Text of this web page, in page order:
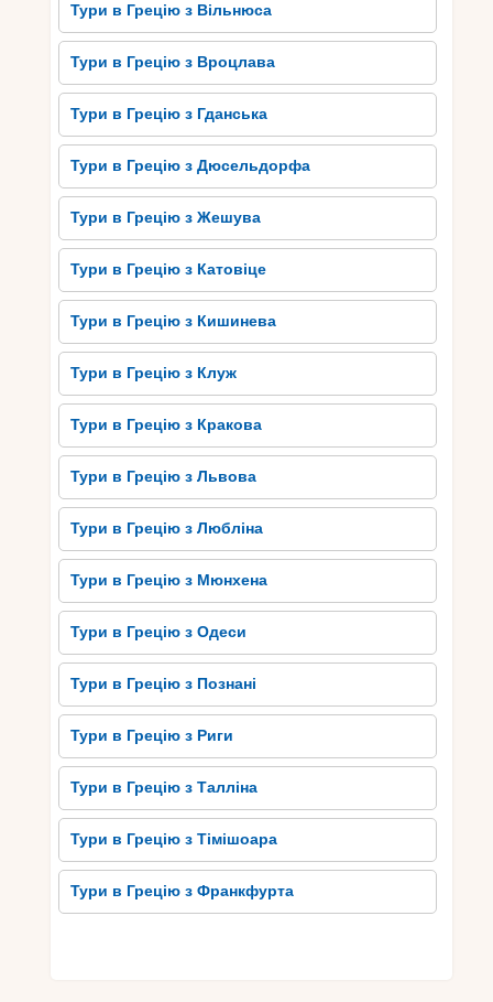
Тури в Грецію з Вільнюса
Тури в Грецію з Вроцлава
Тури в Грецію з Гданська
Тури в Грецію з Дюсельдорфа
Тури в Грецію з Жешува
Тури в Грецію з Катовіце
Тури в Грецію з Кишинева
Тури в Грецію з Клуж
Тури в Грецію з Кракова
Тури в Грецію з Львова
Тури в Грецію з Любліна
Тури в Грецію з Мюнхена
Тури в Грецію з Одеси
Тури в Грецію з Познані
Тури в Грецію з Риги
Тури в Грецію з Талліна
Тури в Грецію з Тімішоара
Тури в Грецію з Франкфурта